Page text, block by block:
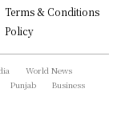
Terms & Conditions
Policy
World News
Punjab
Business